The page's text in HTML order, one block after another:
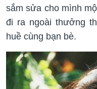
sắm sửa cho mình
đi ra ngoài thưởng
huề cùng bạn bè.